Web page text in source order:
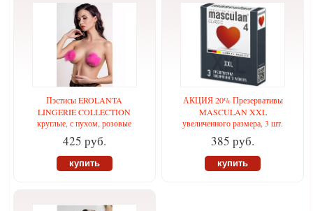
Пэстисы EROLANTA
LINGERIE COLLECTION
круглые, с пухом, розовые
425 руб.
купить
АКЦИЯ 20% Презервативы
MASCULAN XXL
увеличенного размера, 3 шт.
385 руб.
купить